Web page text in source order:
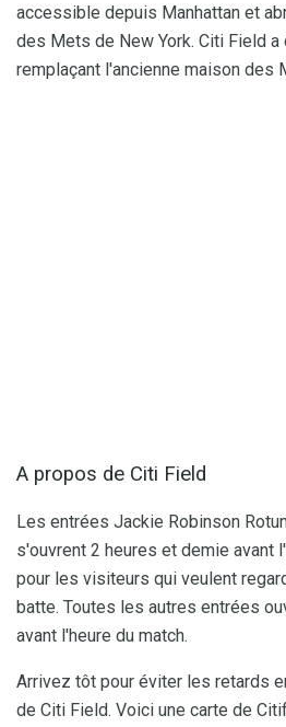
accessible depuis Manhattan et
des Mets de New York. Citi Field a
remplaçant l'ancienne maison des
A propos de Citi Field
Les entrées Jackie Robinson
s'ouvrent 2 heures et demie avant
pour les visiteurs qui veulent
batte. Toutes les autres entrées
avant l'heure du match.
Arrivez tôt pour éviter les retards
de Citi Field. Voici une carte de